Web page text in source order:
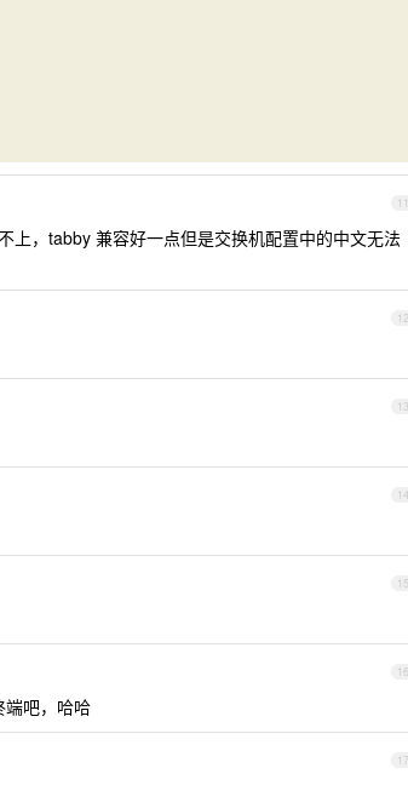
11
上，tabby 兼容好一点但是交换机配置中的中文无法
12
13
14
15
16
端吧，哈哈
17